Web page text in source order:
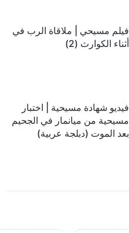
فيلم مسيحي | ملاقاة الرب في
أثناء الكوارث (2)
فيديو شهادة مسيحية | اختبار
مسيحية من ميانمار في الجحيم
بعد الموت (دبلجة عربية)